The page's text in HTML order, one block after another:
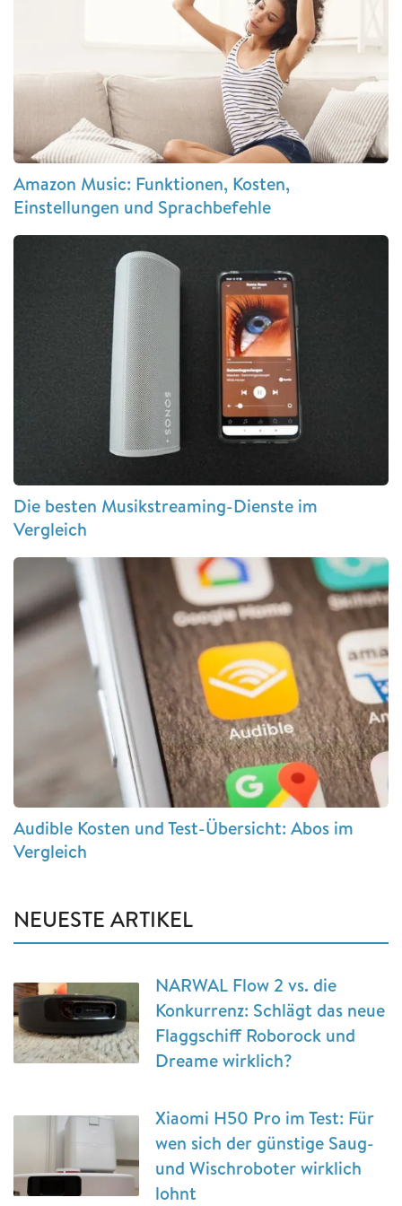
Amazon Music: Funktionen, Kosten,
Einstellungen und Sprachbefehle
Die besten Musikstreaming-Dienste im
Vergleich
Audible Kosten und Test-Übersicht: Abos im
Vergleich
NEUESTE ARTIKEL
NARWAL Flow 2 vs. die
Konkurrenz: Schlägt das neue
Flaggschiff Roborock und
Dreame wirklich?
Xiaomi H50 Pro im Test: Für
wen sich der günstige Saug-
und Wischroboter wirklich
lohnt